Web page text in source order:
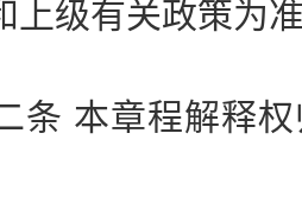
上级有关政策为
本章程解释权